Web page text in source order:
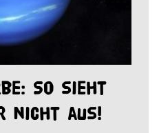
So sieht
nicht aus!